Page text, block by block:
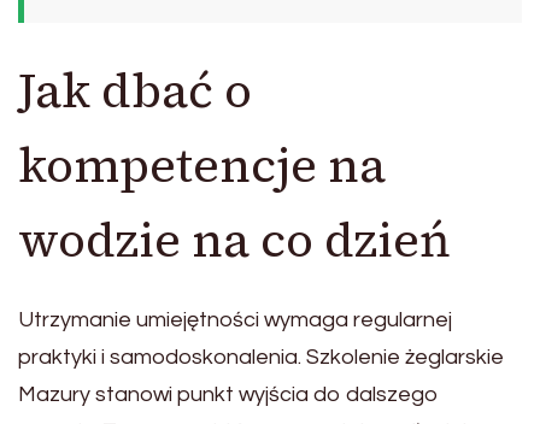
Jak dbać o
kompetencje na
wodzie na co dzień
Utrzymanie umiejętności wymaga regularnej
praktyki i samodoskonalenia. Szkolenie żeglarskie
Mazury stanowi punkt wyjścia do dalszego